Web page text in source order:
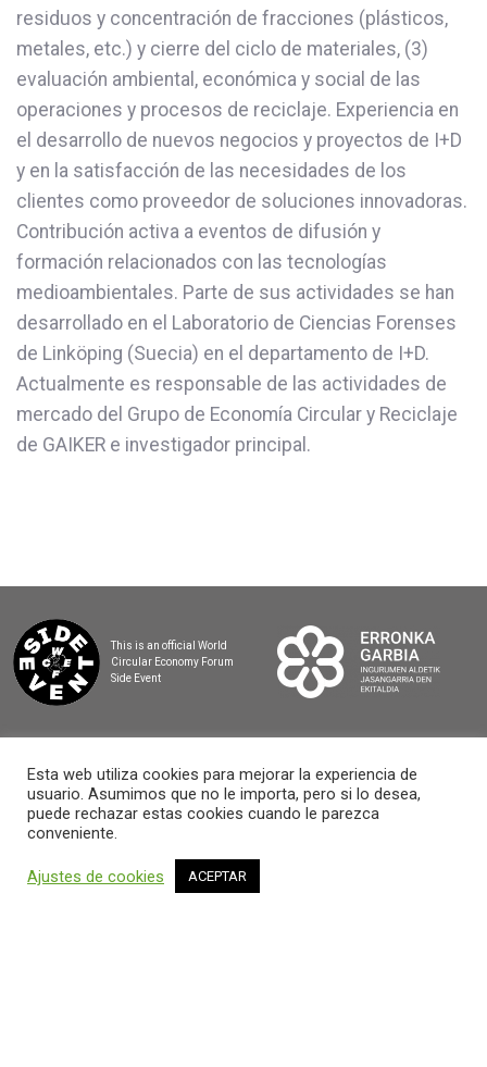
residuos y concentración de fracciones (plásticos,
metales, etc.) y cierre del ciclo de materiales, (3)
evaluación ambiental, económica y social de las
operaciones y procesos de reciclaje. Experiencia en
el desarrollo de nuevos negocios y proyectos de I+D
y en la satisfacción de las necesidades de los
clientes como proveedor de soluciones innovadoras.
Contribución activa a eventos de difusión y
formación relacionados con las tecnologías
medioambientales. Parte de sus actividades se han
desarrollado en el Laboratorio de Ciencias Forenses
de Linköping (Suecia) en el departamento de I+D.
Actualmente es responsable de las actividades de
mercado del Grupo de Economía Circular y Reciclaje
de GAIKER e investigador principal.
This is an official World
Circular Economy Forum
Side Event
2025 BASQUE CIRCULAR SUMMIT
Esta web utiliza cookies para mejorar la experiencia de
usuario. Asumimos que no le importa, pero si lo desea,
puede rechazar estas cookies cuando le parezca
conveniente.
Ajustes de cookies ACEPTAR